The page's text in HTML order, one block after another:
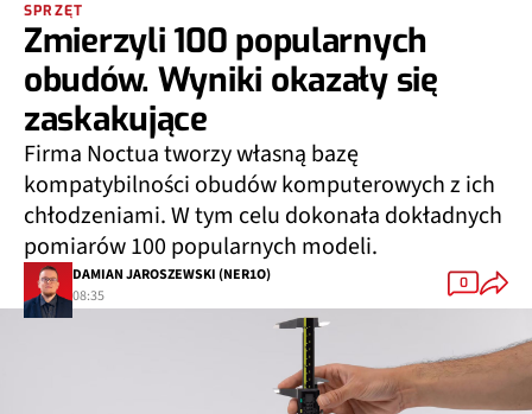
SPRZĘT
Zmierzyli 100 popularnych
obudów. Wyniki okazały się
zaskakujące
Firma Noctua tworzy własną bazę
kompatybilności obudów komputerowych z ich
chłodzeniami. W tym celu dokonała dokładnych
pomiarów 100 popularnych modeli.
DAMIAN JAROSZEWSKI (NER1O)
08:35
0